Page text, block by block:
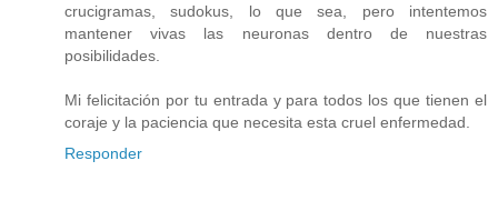
crucigramas, sudokus, lo que sea, pero intentemos
mantener vivas las neuronas dentro de nuestras
posibilidades.
Mi felicitación por tu entrada y para todos los que tienen el
coraje y la paciencia que necesita esta cruel enfermedad.
Responder